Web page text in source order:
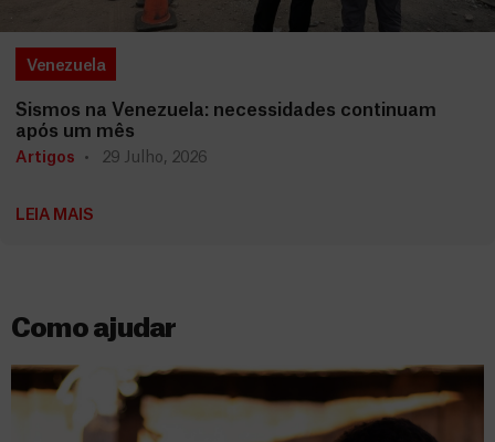
Venezuela
Sismos na Venezuela: necessidades continuam
após um mês
Artigos 29 Julho, 2026
LEIA MAIS
Como ajudar